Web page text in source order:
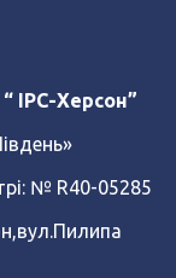
IPC-Херсон”
№ R40-05285